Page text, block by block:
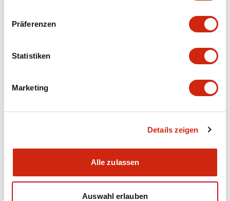
Präferenzen
Statistiken
Marketing
Details zeigen
Alle zulassen
Auswahl erlauben
Electrical Specifications (rated illuminated